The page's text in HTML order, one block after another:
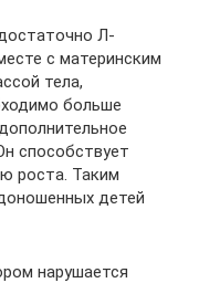
Л-
с материнским
тела,
больше
способствует
роста. Таким
детей
нарушается